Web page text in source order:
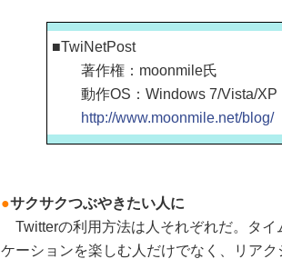
■TwiNetPost
著作権：moonmile氏
動作OS：Windows 7/Vista/XP
http://www.moonmile.net/blog/
●サクサクつぶやきたい人に
Twitterの利用方法は人それぞれだ。タイ
ケーションを楽しむ人だけでなく、リア